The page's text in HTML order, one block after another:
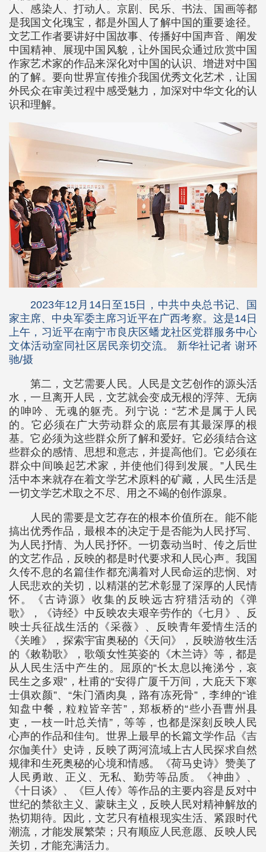
人、感染人、打动人。京剧、民乐、书法、国画等都
是我国文化瑰宝，都是外国人了解中国的重要途径。
文艺工作者要讲好中国故事、传播好中国声音、阐发
中国精神、展现中国风貌，让外国民众通过欣赏中国
作家艺术家的作品来深化对中国的认识、增进对中国
的了解。要向世界宣传推介我国优秀文化艺术，让国
外民众在审美过程中感受魅力，加深对中华文化的认
识和理解。
2023年12月14日至15日，中共中央总书记、国
家主席、中央军委主席习近平在广西考察。这是14日
上午，习近平在南宁市良庆区蟠龙社区党群服务中心
文体活动室同社区居民亲切交流。 新华社记者 谢环
驰/摄
第二，文艺需要人民。人民是文艺创作的源头活
水，一旦离开人民，文艺就会变成无根的浮萍、无病
的呻吟、无魂的躯壳。列宁说：“艺术是属于人民
的。它必须在广大劳动群众的底层有其最深厚的根
基。它必须为这些群众所了解和爱好。它必须结合这
些群众的感情、思想和意志，并提高他们。它必须在
群众中间唤起艺术家，并使他们得到发展。”人民生
活中本来就存在着文学艺术原料的矿藏，人民生活是
一切文学艺术取之不尽、用之不竭的创作源泉。
人民的需要是文艺存在的根本价值所在。能不能
搞出优秀作品，最根本的决定于是否能为人民抒写、
为人民抒情、为人民抒怀。一切轰动当时、传之后世
的文艺作品，反映的都是时代要求和人民心声。我国
久传不息的名篇佳作都充满着对人民命运的悲悯、对
人民悲欢的关切，以精湛的艺术彰显了深厚的人民情
怀。《古诗源》收集的反映远古狩猎活动的《弹
歌》，《诗经》中反映农夫艰辛劳作的《七月》、反
映士兵征战生活的《采薇》、反映青年爱情生活的
《关雎》，探索宇宙奥秘的《天问》，反映游牧生活
的《敕勒歌》，歌颂女性英姿的《木兰诗》等，都是
从人民生活中产生的。屈原的“长太息以掩涕兮，哀
民生之多艰”，杜甫的“安得广厦千万间，大庇天下寒
士俱欢颜”、“朱门酒肉臭，路有冻死骨”，李绅的“谁
知盘中餐，粒粒皆辛苦”，郑板桥的“些小吾曹州县
吏，一枝一叶总关情”，等等，也都是深刻反映人民
心声的作品和佳句。世界上最早的长篇文学作品《吉
尔伽美什》史诗，反映了两河流域上古人民探求自然
规律和生死奥秘的心境和情感。《荷马史诗》赞美了
人民勇敢、正义、无私、勤劳等品质。《神曲》、
《十日谈》、《巨人传》等作品的主要内容是反对中
世纪的禁欲主义、蒙昧主义，反映人民对精神解放的
热切期待。因此，文艺只有植根现实生活、紧跟时代
潮流，才能发展繁荣；只有顺应人民意愿、反映人民
关切，才能充满活力。